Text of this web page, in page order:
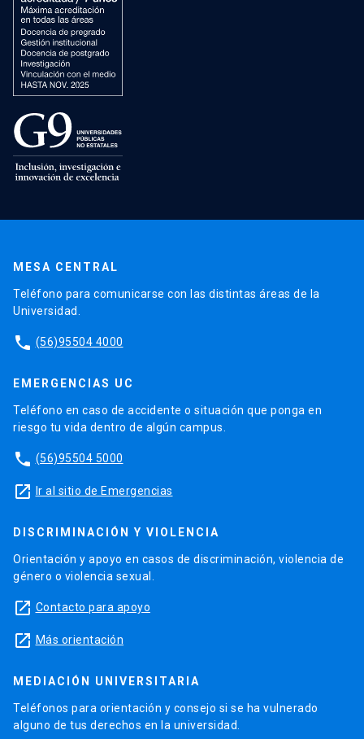
MESA CENTRAL
Teléfono para comunicarse con las distintas áreas de la
Universidad.
phone (56)95504 4000
EMERGENCIAS UC
Teléfono en caso de accidente o situación que ponga en
riesgo tu vida dentro de algún campus.
phone (56)95504 5000
launch Ir al sitio de Emergencias
DISCRIMINACIÓN Y VIOLENCIA
Orientación y apoyo en casos de discriminación, violencia de
género o violencia sexual.
launch Contacto para apoyo
launch Más orientación
MEDIACIÓN UNIVERSITARIA
Teléfonos para orientación y consejo si se ha vulnerado
alguno de tus derechos en la universidad.